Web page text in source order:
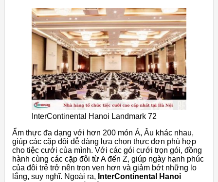
InterContinental Hanoi Landmark 72
Ẩm thực đa dạng với hơn 200 món Á, Âu khác nhau,
giúp các cặp đôi dễ dàng lựa chọn thực đơn phù hợp
cho tiệc cưới của mình. Với các gói cưới trọn gói, đồng
hành cùng các cặp đôi từ A đến Z, giúp ngày hạnh phúc
của đôi trẻ trở nên trọn vẹn hơn và giảm bớt những lo
lắng, suy nghĩ. Ngoài ra, InterContinental Hanoi